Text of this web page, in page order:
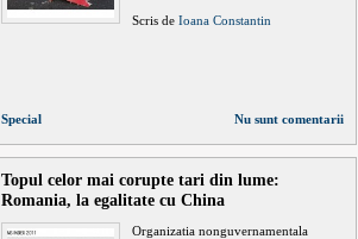
Scris de Ioana Constantin
Special Nu sunt comentarii
Topul celor mai corupte tari din lume:
Romania, la egalitate cu China
Organizatia nonguvernamentala